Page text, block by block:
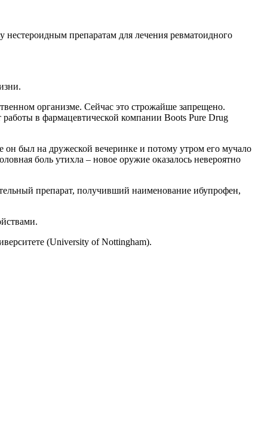
препаратам для лечения ревматоидного
организме. Сейчас это строжайше запрещено.
в фармацевтической компании Boots Pure Drug
он был на дружеской вечеринке и потому утром его мучало
боль утихла – новое оружие оказалось невероятно
препарат, получивший наименование ибупрофен,
(University of Nottingham).